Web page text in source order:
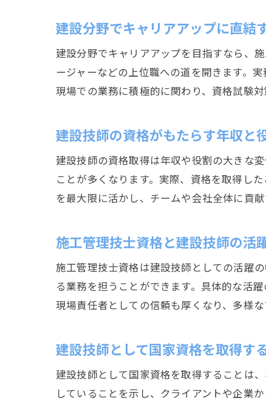
建設分野でキャリアアップに直結
建設分野でキャリアアップを目指すなら、
ージャーなどの上位職への道を開きます。
現場での業務に積極的に関わり、資格試験
建設技師の資格がもたらす年収と
建設技師の資格取得は年収や役割の大きな
ことが多くなります。実際、資格を取得し
を最大限に活かし、チームや会社全体に貢
施工管理技士資格と建設技師の活
施工管理技士資格は建設技師としての活躍
る業務を担うことができます。具体的な活
現場責任者としての信頼も厚くなり、多様
建設技師として国家資格を取得す
建設技師として国家資格を取得することは
していることを示し、クライアントや企業